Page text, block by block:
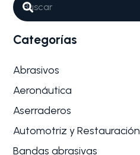
Categorías
Abrasivos
Aeronáutica
Aserraderos
Automotriz y Restauración
Bandas abrasivas